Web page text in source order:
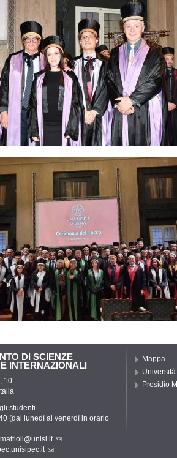
DI SCIENZE
INTERNAZIONALI
10
studenti
(dal lunedì al venerdì in orario
Mappa
Presidio